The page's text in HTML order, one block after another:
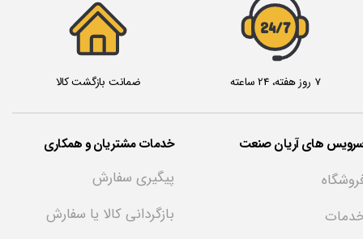
7 روز هفته، 24 ساعته ضمانت بازگشت کالا
های آریان صنعت خدمات مشتریان و همکاری
پیگیری سفارش
بازگردانی کالا یا سفارش
24/7